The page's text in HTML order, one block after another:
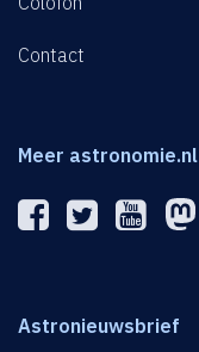
Contact
Meer astronomie.nl
Astronieuwsbrief